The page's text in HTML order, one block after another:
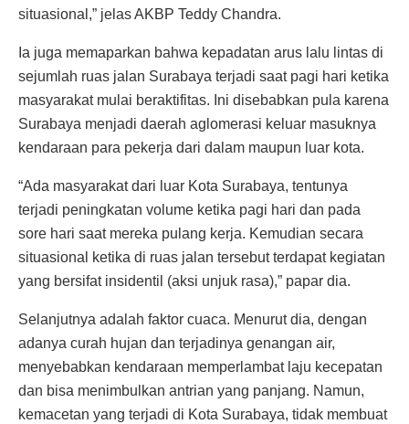
situasional,” jelas AKBP Teddy Chandra.
Ia juga memaparkan bahwa kepadatan arus lalu lintas di
sejumlah ruas jalan Surabaya terjadi saat pagi hari ketika
masyarakat mulai beraktifitas. Ini disebabkan pula karena
Surabaya menjadi daerah aglomerasi keluar masuknya
kendaraan para pekerja dari dalam maupun luar kota.
“Ada masyarakat dari luar Kota Surabaya, tentunya
terjadi peningkatan volume ketika pagi hari dan pada
sore hari saat mereka pulang kerja. Kemudian secara
situasional ketika di ruas jalan tersebut terdapat kegiatan
yang bersifat insidentil (aksi unjuk rasa),” papar dia.
Selanjutnya adalah faktor cuaca. Menurut dia, dengan
adanya curah hujan dan terjadinya genangan air,
menyebabkan kendaraan memperlambat laju kecepatan
dan bisa menimbulkan antrian yang panjang. Namun,
kemacetan yang terjadi di Kota Surabaya, tidak membuat